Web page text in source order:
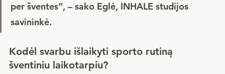
per šventes“, – sako Eglė, INHALE studijos
savininkė.
Kodėl svarbu išlaikyti sporto rutiną
šventiniu laikotarpiu?